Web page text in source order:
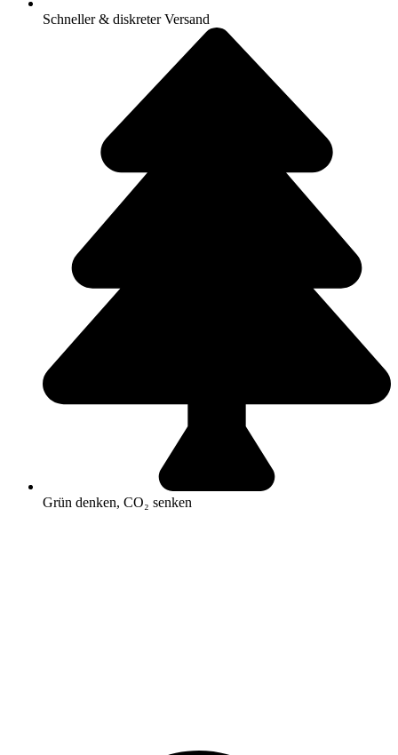
Schneller & diskreter Versand
Grün denken, CO₂ senken